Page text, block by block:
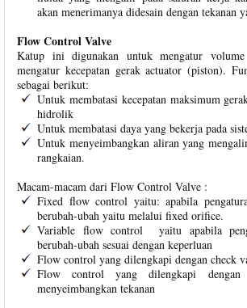
akan menerimanya didesain dengan tekanan
Flow Control Valve
Katup ini digunakan untuk mengatur
mengatur kecepatan gerak actuator (piston).
sebagai berikut:
Untuk membatasi kecepatan maksimum
hidrolik
Untuk membatasi daya yang bekerja pada
Untuk menyeimbangkan aliran yang
rangkaian.
Macam-macam dari Flow Control Valve :
Fixed flow control yaitu: apabila
berubah-ubah yaitu melalui fixed orifice.
Variable flow control yaitu apabila
berubah-ubah sesuai dengan keperluan
Flow control yang dilengkapi dengan check
Flow control yang dilengkapi
menyeimbangkan tekanan